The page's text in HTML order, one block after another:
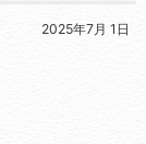
2025年7月 1日